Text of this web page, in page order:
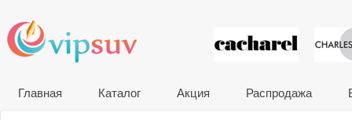
VIP
Главная Каталог Акция Распродажа